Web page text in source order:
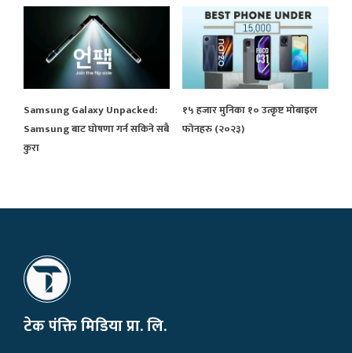
Samsung Galaxy Unpacked:
Samsung बाट घोषणा गर्न सकिने सबै
कुरा
१५ हजार मुनिका १० उत्कृष्ट मोबाइल
फोनहरु (२०२३)
टेक पंक्ति मिडिया प्रा. लि.